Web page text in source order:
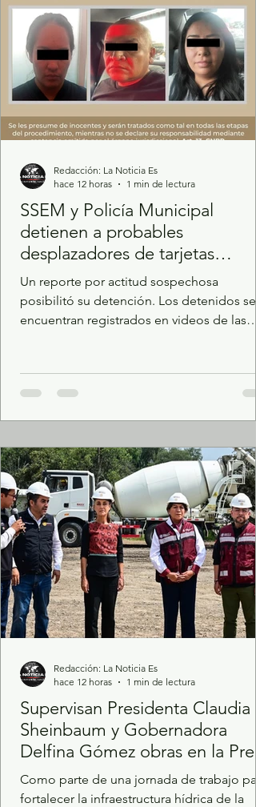
SSEM y Policía Municipal
detienen a probables
desplazadores de tarjetas
bancarias
Un reporte por actitud sospechosa
posibilitó su detención. Los detenidos se
encuentran registrados en videos de las
Estado de México (SSEM), y Policía
Municipal de La Paz, detuvieron a dos
de delito de desplazamiento de tarjetas
bancarias. Mediante un reporte recibido al
9-1-1 acerca de la presencia de varias
personas
Redacción: La Noticia Es
hace 12 horas
1 min de lectura
Supervisan Presidenta Claudia
Sheinbaum y Gobernadora
Delfina Gómez obras en la
Lago de Guadalupe
Como parte de una jornada de trabajo
fortalecer la infraestructura hídrica de la
Redacción: La Noticia Es
hace 12 horas
1 min de lectura